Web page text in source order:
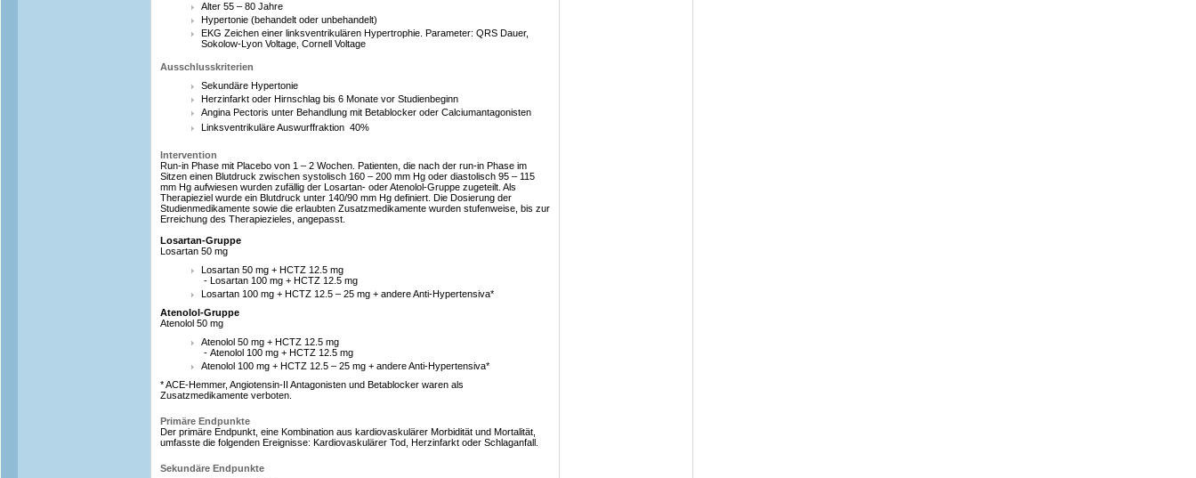
Alter 55 – 80 Jahre
Hypertonie (behandelt oder unbehandelt)
EKG Zeichen einer linksventrikulären Hypertrophie. Parameter: QRS Dauer,
Sokolow-Lyon Voltage, Cornell Voltage
Ausschlusskriterien
Sekundäre Hypertonie
Herzinfarkt oder Hirnschlag bis 6 Monate vor Studienbeginn
Angina Pectoris unter Behandlung mit Betablocker oder Calciumantagonisten
Linksventrikuläre Auswurffraktion  40%
Intervention
Run-in Phase mit Placebo von 1 – 2 Wochen. Patienten, die nach der run-in Phase im
Sitzen einen Blutdruck zwischen systolisch 160 – 200 mm Hg oder diastolisch 95 – 115
mm Hg aufwiesen wurden zufällig der Losartan- oder Atenolol-Gruppe zugeteilt. Als
Therapieziel wurde ein Blutdruck unter 140/90 mm Hg definiert. Die Dosierung der
Studienmedikamente sowie die erlaubten Zusatzmedikamente wurden stufenweise, bis zur
Erreichung des Therapiezieles, angepasst.
Losartan-Gruppe
Losartan 50 mg
Losartan 50 mg + HCTZ 12.5 mg
- Losartan 100 mg + HCTZ 12.5 mg
Losartan 100 mg + HCTZ 12.5 – 25 mg + andere Anti-Hypertensiva*
Atenolol-Gruppe
Atenolol 50 mg
Atenolol 50 mg + HCTZ 12.5 mg
- Atenolol 100 mg + HCTZ 12.5 mg
Atenolol 100 mg + HCTZ 12.5 – 25 mg + andere Anti-Hypertensiva*
* ACE-Hemmer, Angiotensin-II Antagonisten und Betablocker waren als
Zusatzmedikamente verboten.
Primäre Endpunkte
Der primäre Endpunkt, eine Kombination aus kardiovaskulärer Morbidität und Mortalität,
umfasste die folgenden Ereignisse: Kardiovaskulärer Tod, Herzinfarkt oder Schlaganfall.
Sekundäre Endpunkte